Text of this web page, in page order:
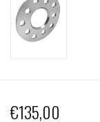
€135,00